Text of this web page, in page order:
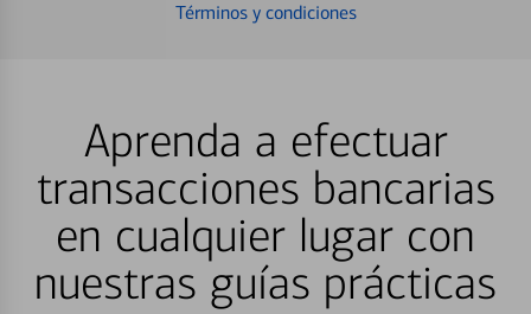
Términos y condiciones
Aprenda a efectuar
transacciones bancarias
en cualquier lugar con
nuestras guías prácticas